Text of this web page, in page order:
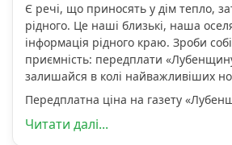
Є речі, що приносять у дім тепло,
рідного. Це наші близькі, наша
інформація рідного краю. Зроби
приємність: передплати
залишайся в колі найважливіших
Передплатна ціна на газету
Читати далі...